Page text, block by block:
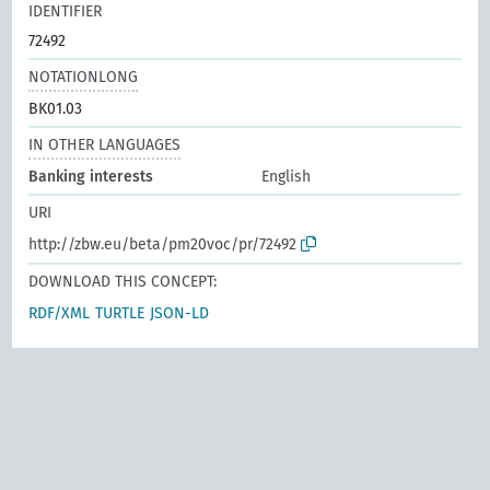
IDENTIFIER
72492
NOTATIONLONG
BK01.03
IN OTHER LANGUAGES
Banking interests
English
URI
http://zbw.eu/beta/pm20voc/pr/72492
DOWNLOAD THIS CONCEPT:
RDF/XML TURTLE JSON-LD